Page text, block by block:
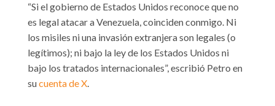
“Si el gobierno de Estados Unidos reconoce que no
es legal atacar a Venezuela, coinciden conmigo. Ni
los misiles ni una invasión extranjera son legales (o
legítimos); ni bajo la ley de los Estados Unidos ni
bajo los tratados internacionales”, escribió Petro en
sucuenta de X.